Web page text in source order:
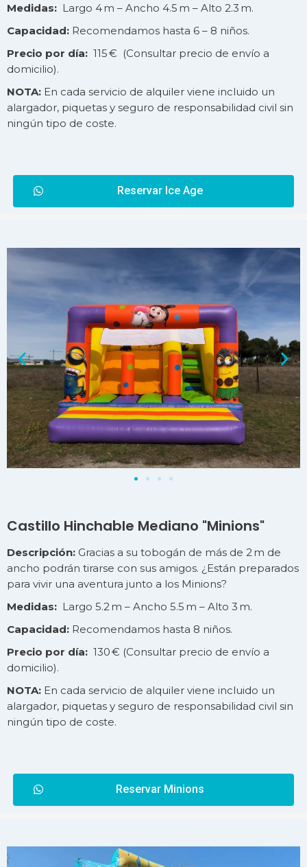
Medidas: Largo 4 m – Ancho 4.5 m – Alto 2.3 m.
Capacidad: Recomendamos hasta 6 – 8 niños.
Precio por día: 115 € (Consultar precio de envío a
domicilio).
NOTA: En cada servicio de alquiler viene incluido un
alargador, piquetas y seguro de responsabilidad civil sin
ningún tipo de coste.
Reservar Ice Age
Castillo Hinchable Mediano "Minions"
Descripción: Gracias a su tobogán de más de 2 m de
ancho podrán tirarse con sus amigos. ¿Están preparados
para vivir una aventura junto a los Minions?
Medidas: Largo 5.2 m – Ancho 5.5 m – Alto 3 m.
Capacidad: Recomendamos hasta 8 niños.
Precio por día: 130 € (Consultar precio de envío a
domicilio).
NOTA: En cada servicio de alquiler viene incluido un
alargador, piquetas y seguro de responsabilidad civil sin
ningún tipo de coste.
Reservar Minions